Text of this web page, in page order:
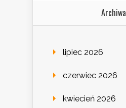
Archiwa
lipiec 2026
czerwiec 2026
kwiecień 2026